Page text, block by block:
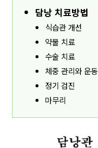
담낭 치료방법
식습관 개선
약물 치료
수술 치료
체중 관리와 운동
정기 검진
마무리